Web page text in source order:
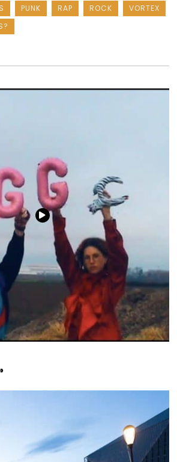
PUNK RAP ROCK
VORTEX